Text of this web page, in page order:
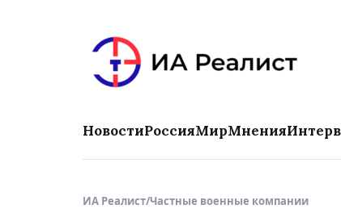
НовостиРоссияМирМнения
ИА Реалист/Частные военные компании